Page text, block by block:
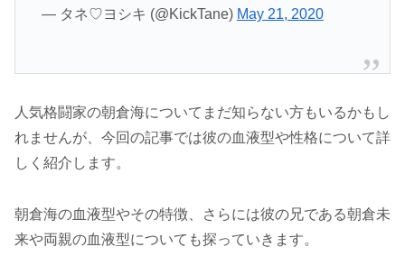
— タネ♡ヨシキ (@KickTane) May 21, 2020
人気格闘家の朝倉海についてまだ知らない方もいるかもし
れませんが、今回の記事では彼の血液型や性格について詳
しく紹介します。
朝倉海の血液型やその特徴、さらには彼の兄である朝倉未
来や両親の血液型についても探っていきます。